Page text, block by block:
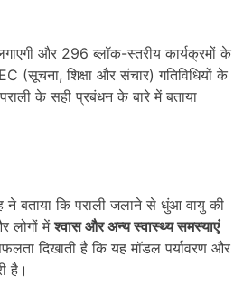
और 296 ब्लॉक-स्तरीय कार्यक्रमों के
(सूचना, शिक्षा और संचार) गतिविधियों के
के सही प्रबंधन के बारे में बताया
ने बताया कि पराली जलाने से धुंआ वायु की
लोगों मेंश्वास और अन्य स्वास्थ्य समस्याएं
दिखाती है कि यह मॉडल पर्यावरण और
है।